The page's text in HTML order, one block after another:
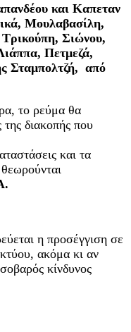
και Καπεταν
Μουλαβασίλη,
Σιώνου,
Πετμεζά,
Σταμπολτζή, από
το ρεύμα θα
διακοπής που
και τα
η προσέγγιση σε
ακόμα κι αν
κίνδυνος